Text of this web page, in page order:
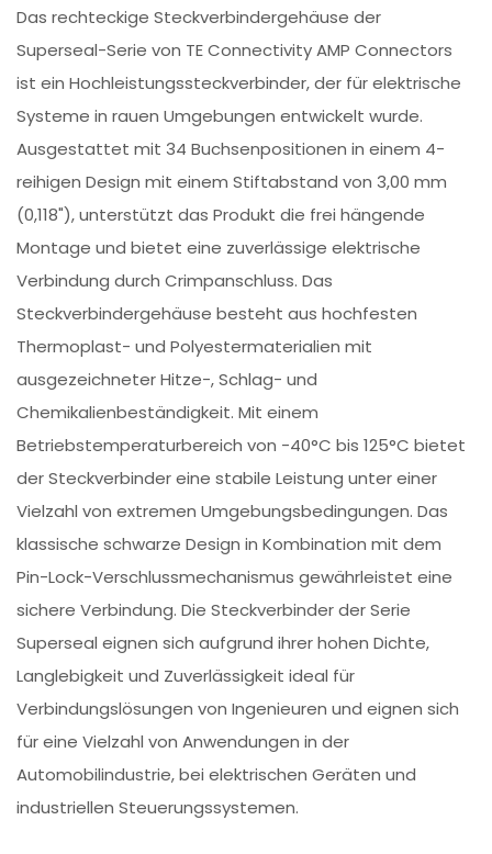
Das rechteckige Steckverbindergehäuse der
Superseal-Serie von TE Connectivity AMP Connectors
ist ein Hochleistungssteckverbinder, der für elektrische
Systeme in rauen Umgebungen entwickelt wurde.
Ausgestattet mit 34 Buchsenpositionen in einem 4-
reihigen Design mit einem Stiftabstand von 3,00 mm
(0,118"), unterstützt das Produkt die frei hängende
Montage und bietet eine zuverlässige elektrische
Verbindung durch Crimpanschluss. Das
Steckverbindergehäuse besteht aus hochfesten
Thermoplast- und Polyestermaterialien mit
ausgezeichneter Hitze-, Schlag- und
Chemikalienbeständigkeit. Mit einem
Betriebstemperaturbereich von -40°C bis 125°C bietet
der Steckverbinder eine stabile Leistung unter einer
Vielzahl von extremen Umgebungsbedingungen. Das
klassische schwarze Design in Kombination mit dem
Pin-Lock-Verschlussmechanismus gewährleistet eine
sichere Verbindung. Die Steckverbinder der Serie
Superseal eignen sich aufgrund ihrer hohen Dichte,
Langlebigkeit und Zuverlässigkeit ideal für
Verbindungslösungen von Ingenieuren und eignen sich
für eine Vielzahl von Anwendungen in der
Automobilindustrie, bei elektrischen Geräten und
industriellen Steuerungssystemen.